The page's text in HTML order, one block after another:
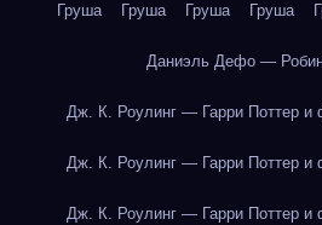
Груша Груша Груша Груша
Даниэль Дефо —
Дж. К. Роулинг — Гарри Поттер и
Дж. К. Роулинг — Гарри Поттер и
Дж. К. Роулинг — Гарри Поттер и